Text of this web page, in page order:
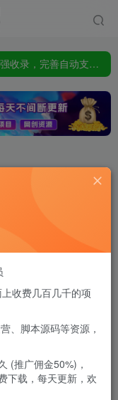
点此査看:站长同款主题，超强SEO,超强收录，完善自动支付会员功能，轻松打造高权重，高收录网站
点此査看:站长同款主题，超强SEO,超强收录，完善自动支付会员功能，轻松打造高权重，高收录网站
只要98元开通VIP会员，终身下载各大机构内部资源,一站式草根创业基地,最新最强网赚教程大全，小投入，大回报!
功之道-亚马逊·
顶级代理免费
收费几百几千的项
、脚本源码等资源，
(推广佣金50%)，
下载，每天更新，欢